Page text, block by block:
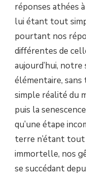
réponses athées
lui étant tout
pourtant nos
différentes de
aujourd’hui,
élémentaire,
simple réalité du
puis la
qu’une étape
terre n’étant
immortelle, nos
se succédant